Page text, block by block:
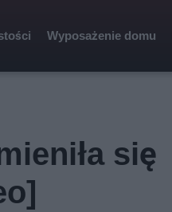
Wyposażenie domu
się